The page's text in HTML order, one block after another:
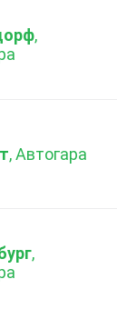
,
, Автогара
,